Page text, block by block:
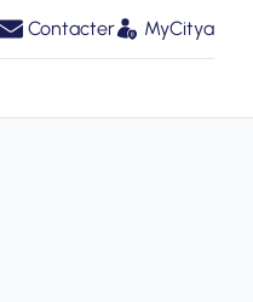
Contacter MyCitya